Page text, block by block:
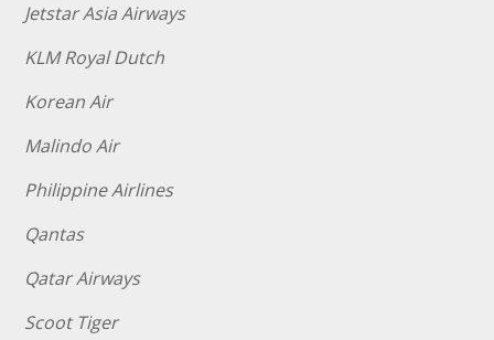
Jetstar Asia Airways
KLM Royal Dutch
Korean Air
Malindo Air
Philippine Airlines
Qantas
Qatar Airways
Scoot Tiger